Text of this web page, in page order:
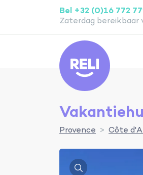
Reli
Bel +32 (0)16 772
Zaterdag bereikbaar
Provence Côte